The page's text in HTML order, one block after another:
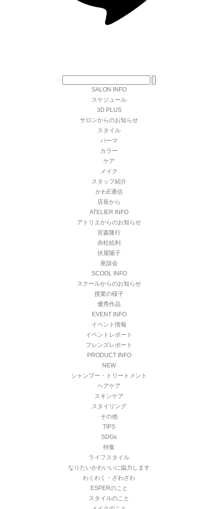
SALON INFO
スケジュール
3D PLUS
サロンからのお知らせ
スタイル
パーマ
カラー
ケア
メイク
スタッフ紹介
かわE通信
店長から
ATELIER INFO
アトリエからのお知らせ
宮森隆行
赤松絵利
伏屋陽子
座談会
SCOOL INFO
スクールからのお知らせ
授業の様子
優秀作品
EVENT INFO
イベント情報
イベントレポート
フレンズレポート
PRODUCT INFO
NEW
シャンプー・トリートメント
ヘアケア
スキンケア
スタイリング
その他
TIPS
SDGs
特集
ライフスタイル
なりたいかわいいに協力します
わくわく・ざわざわ
ESPERのこと
スタイルのこと